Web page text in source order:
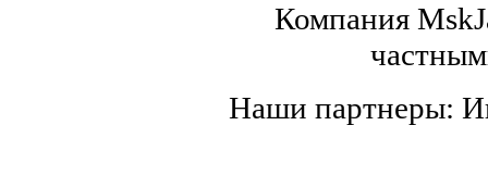
Компания
Наши партнеры: